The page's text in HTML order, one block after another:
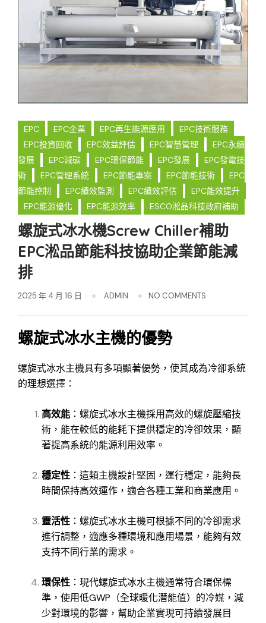
EPC EPC企業 EPC再生能源應用
EPC技術服務
EPC投資回收
EPC效益評估 EPC智慧管理
EPC永續
發展
EPC減碳 EPC環保節能 EPC發展
EPC發電技
術
EPC管理系統 EPC節能專案 EPC節能技術
EPC
節能控制
EPC績效監測 EPC績效評估
EPC能效提升
EPC能源優化
EPC能源效率 ESCO淞品科技政府補助
螺旋式冰水機Screw Chiller補助
EPC淞品節能科技協助企業節能減
排
2025 年 4 月 16 日 ADMIN NO COMMENTS
螺旋式冰水主機的優勢
螺旋式冰水主機具有多項顯著優勢，使其成為冷卻系統
的理想選擇：
高效能 ：螺旋式冰水主機採用高效的螺旋壓縮技
術，能在較低的能耗下提供穩定的冷卻效果，顯
著提高系統的能源利用效率。
穩定性 ：這類主機設計堅固，運行穩定，能夠長
時間保持高效運作，適合各種工業和商業應用。
靈活性 ：螺旋式冰水主機可根據不同的冷卻需求
進行調整，適應多種環境和應用場景，能夠有效
支持不同行業的需求。
環保性 ：現代螺旋式冰水主機通常符合環保標
準，使用低GWP（全球暖化潛能值）的冷媒，減
少對環境的影響，幫助企業實現可持續發展目